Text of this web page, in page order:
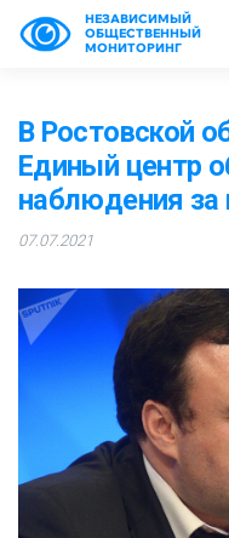
НЕЗАВИСИМЫЙ
ОБЩЕСТВЕННЫЙ
МОНИТОРИНГ
В Ростовской
Единый центр
наблюдения
07.07.2021